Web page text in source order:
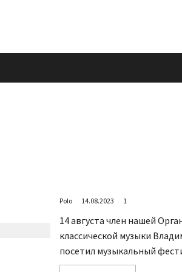
Polo 14.08.2023 1
14 августа член нашей
классической музыки
посетил музыкальный